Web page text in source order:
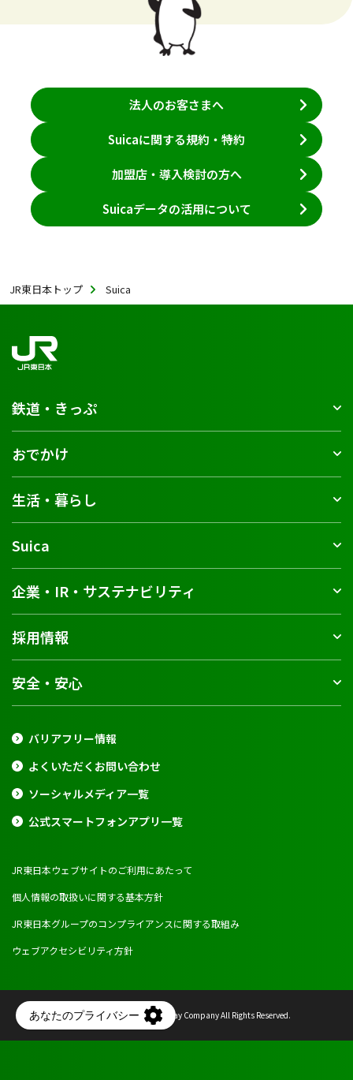
法人のお客さまへ
Suicaに関する規約・特約
加盟店・導入検討の方へ
Suicaデータの活用について
JR東日本トップ Suica
鉄道・きっぷ
おでかけ
生活・暮らし
Suica
企業・IR・サステナビリティ
採用情報
安全・安心
バリアフリー情報
よくいただくお問い合わせ
ソーシャルメディア一覧
公式スマートフォンアプリ一覧
JR東日本ウェブサイトのご利用にあたって
個人情報の取扱いに関する基本方針
JR東日本グループのコンプライアンスに関する取組み
ウェブアクセシビリティ方針
Copyright © East Japan Railway Company All Rights Reserved.